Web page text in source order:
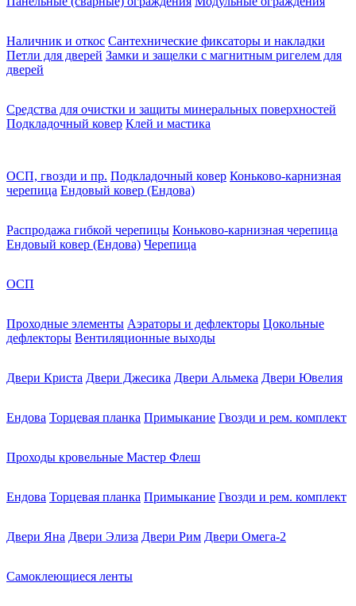
Наличник и откос Сантехнические фиксаторы и накладки
Петли для дверей Замки и защелки с магнитным ригелем для
дверей
Средства для очистки и защиты минеральных поверхностей
Подкладочный ковер Клей и мастика
ОСП, гвозди и пр. Подкладочный ковер Коньково-карнизная
черепица Ендовый ковер (Ендова)
Распродажа гибкой черепицы Коньково-карнизная черепица
Ендовый ковер (Ендова) Черепица
ОСП
Проходные элементы Аэраторы и дефлекторы Цокольные
дефлекторы Вентиляционные выходы
Двери Криста Двери Джесика Двери Альмека Двери Ювелия
Ендова Торцевая планка Примыкание Гвозди и рем. комплект
Проходы кровельные Мастер Флеш
Ендова Торцевая планка Примыкание Гвозди и рем. комплект
Двери Яна Двери Элиза Двери Рим Двери Омега-2
Самоклеющиеся ленты